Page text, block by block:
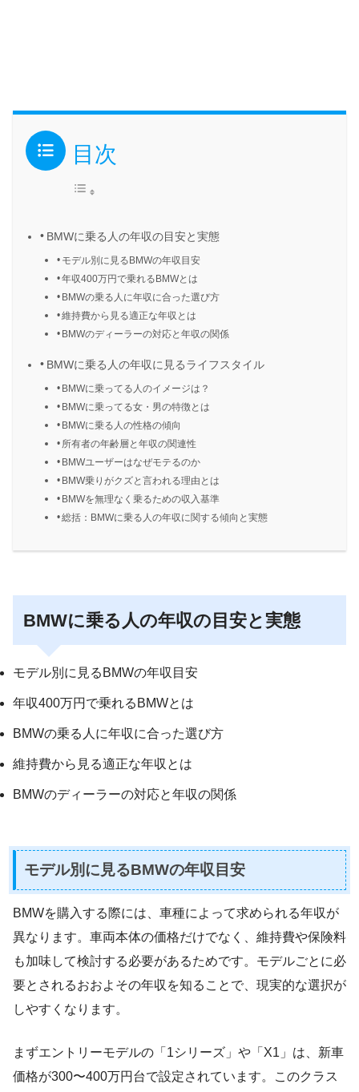
目次
BMWに乗る人の年収の目安と実態
モデル別に見るBMWの年収目安
年収400万円で乗れるBMWとは
BMWの乗る人に年収に合った選び方
維持費から見る適正な年収とは
BMWのディーラーの対応と年収の関係
BMWに乗る人の年収に見るライフスタイル
BMWに乗ってる人のイメージは？
BMWに乗ってる女・男の特徴とは
BMWに乗る人の性格の傾向
所有者の年齢層と年収の関連性
BMWユーザーはなぜモテるのか
BMW乗りがクズと言われる理由とは
BMWを無理なく乗るための収入基準
総括：BMWに乗る人の年収に関する傾向と実態
BMWに乗る人の年収の目安と実態
モデル別に見るBMWの年収目安
年収400万円で乗れるBMWとは
BMWの乗る人に年収に合った選び方
維持費から見る適正な年収とは
BMWのディーラーの対応と年収の関係
モデル別に見るBMWの年収目安
BMWを購入する際には、車種によって求められる年収が
異なります。車両本体の価格だけでなく、維持費や保険料
も加味して検討する必要があるためです。モデルごとに必
要とされるおおよその年収を知ることで、現実的な選択が
しやすくなります。
まずエントリーモデルの「1シリーズ」や「X1」は、新車
価格が300〜400万円台で設定されています。このクラス